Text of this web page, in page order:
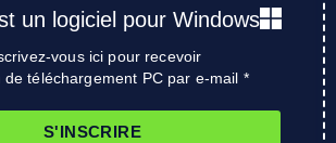
un logiciel pour Windows
vous ici pour recevoir
de téléchargement PC par e-mail *
S'INSCRIRE